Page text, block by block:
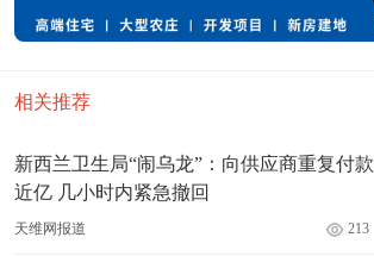
相关推荐
新西兰卫生局“闹乌龙”：向供应商重复付款
近亿 几小时内紧急撤回
天维网报道 213